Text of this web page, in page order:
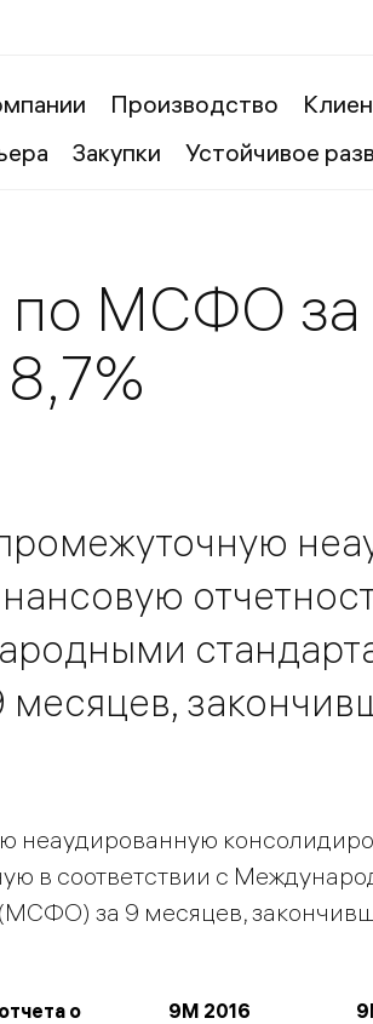
Производство
Закупки Устойчивое
по МСФО за
неаудированную
в соответствии с
за 9 месяцев,
о
9М 2016